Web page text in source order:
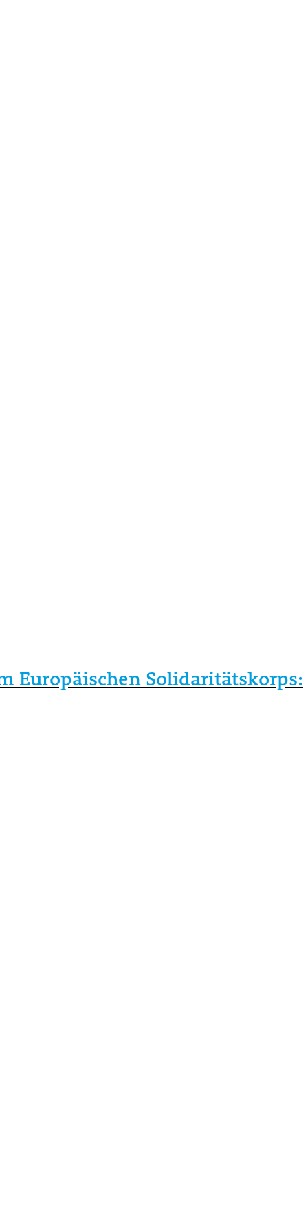
Europäischen Solidaritätskorps: